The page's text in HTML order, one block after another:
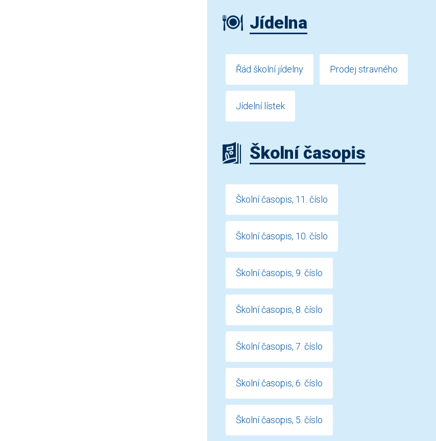
Jídelna
Řád školní jídelny Prodej stravného
Jídelní lístek
Školní časopis
Školní časopis, 11. číslo
Školní časopis, 10. číslo
Školní časopis, 9. číslo
Školní časopis, 8. číslo
Školní časopis, 7. číslo
Školní časopis, 6. číslo
Školní časopis, 5. číslo